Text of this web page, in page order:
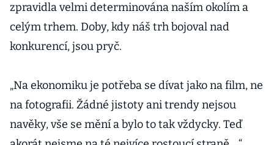
zpravidla velmi determinována naším okolím a
celým trhem. Doby, kdy náš trh bojoval nad
konkurencí, jsou pryč.
„Na ekonomiku je potřeba se dívat jako na film, ne
na fotografii. Žádné jistoty ani trendy nejsou
navěky, vše se mění a bylo to tak vždycky. Teď